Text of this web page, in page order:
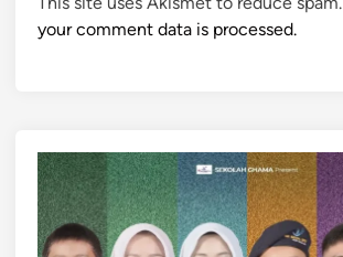
your comment data is processed.